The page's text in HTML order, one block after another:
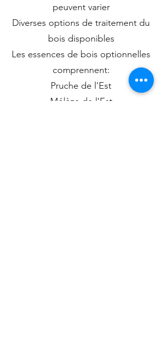
peuvent varier
Diverses options de traitement du
bois disponibles
Les essences de bois optionnelles
comprennent:
Pruche de l'Est
Mélèze de l'Est